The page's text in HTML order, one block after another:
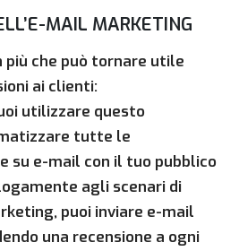
MAIL MARKETING
più che può tornare utile
ai clienti:
utilizzare questo
tutte le
su e-mail con il tuo pubblico
agli scenari di
puoi inviare e-mail
una recensione a ogni